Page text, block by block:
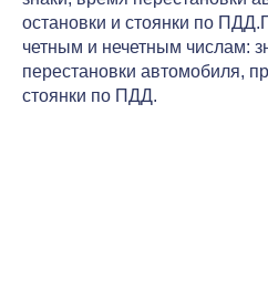
остановки и стоянки по
четным и нечетным числам:
перестановки автомобиля,
стоянки по ПДД.